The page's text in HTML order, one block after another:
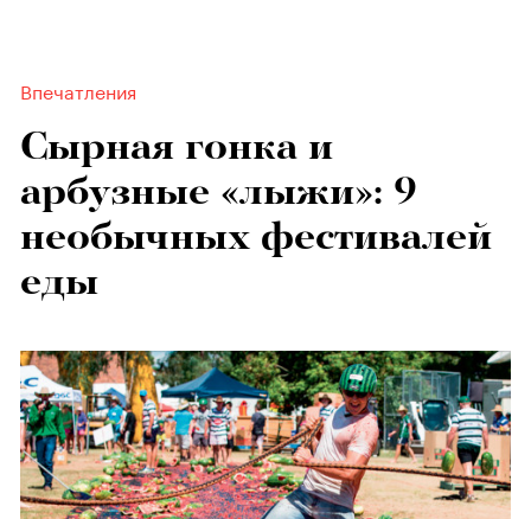
Впечатления
Сырная гонка и
арбузные «лыжи»: 9
необычных фестивалей
еды